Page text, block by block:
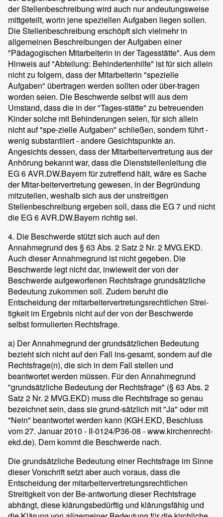
der Stellenbeschreibung wird auch nur andeutungsweise
mittgeteilt, worin jene speziellen Aufgaben liegen sollen.
Die Stellenbeschreibung erschöpft sich vielmehr in
allgemeinen Beschreibungen der Aufgaben einer
"Pädagogischen Mitarbeiterin in der Tagesstätte". Aus dem
Hinweis auf "Abteilung: Behindertenhilfe" ist für sich allein
nicht zu folgern, dass der Mitarbeiterin "spezielle
Aufgaben" übertragen werden sollten oder über-tragen
worden seien. Die Beschwerde selbst will aus dem
Umstand, dass die in der "Tages-stätte" zu betreuenden
Kinder solche mit Behinderungen seien, für sich allein
nicht auf "spe-zielle Aufgaben" schließen, sondern führt -
wenig substantiiert - andere Gesichtspunkte an.
Angesichts dessen, dass der Mitarbeitervertretung aus der
Anhörung bekannt war, dass die Dienststellenleitung die
EG 6 AVR.DW.Bayern für zutreffend hält, wäre es Sache
der Mitar-beitervertretung gewesen, in der Begründung
mitzuteilen, weshalb sich aus der unstreitigen
Stellenbeschreibung ergeben soll, dass die EG 7 und nicht
die EG 6 AVR.DW.Bayern richtig sei.
4. Die Beschwerde stützt sich auch auf den
Annahmegrund des § 63 Abs. 2 Satz 2 Nr. 2 MVG.EKD.
Auch dieser Annahmegrund ist nicht gegeben. Die
Beschwerde legt nicht dar, inwieweit der von der
Beschwerde aufgeworfenen Rechtsfrage grundsätzliche
Bedeutung zukommen soll. Zudem beruht die
Entscheidung der mitarbeitervertretungsrechtlichen Strei-
tigkeit im Ergebnis nicht auf der von der Beschwerde
selbst formulierten Rechtsfrage.
a) Der Annahmegrund der grundsätzlichen Bedeutung
bezieht sich nicht auf den Fall ins-gesamt, sondern auf die
Rechtsfrage(n), die sich in dem Fall stellen und
beantwortet werden müssen. Für den Annahmegrund
"grundsätzliche Bedeutung der Rechtsfrage" (§ 63 Abs. 2
Satz 2 Nr. 2 MVG.EKD) muss die Rechtsfrage so genau
bezeichnet sein, dass sie grund-sätzlich mit "Ja" oder mit
"Nein" beantwortet werden kann (KGH.EKD, Beschluss
vom 27. Januar 2010 - II-0124/P36-08 - www.kirchenrecht-
ekd.de). Dem kommt die Beschwerde nach.
Die grundsätzliche Bedeutung einer Rechtsfrage im Sinne
dieser Vorschrift setzt aber auch voraus, dass die
Entscheidung der mitarbeitervertretungsrechtlichen
Streitigkeit von der Be-antwortung dieser Rechtsfrage
abhängt, diese klärungsbedürftig und klärungsfähig und